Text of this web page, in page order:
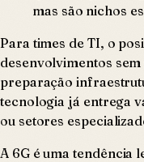
mas são nichos
Para times de TI, o
desenvolvimentos
preparação
tecnologia já entrega
ou setores
A 6G é uma tendência